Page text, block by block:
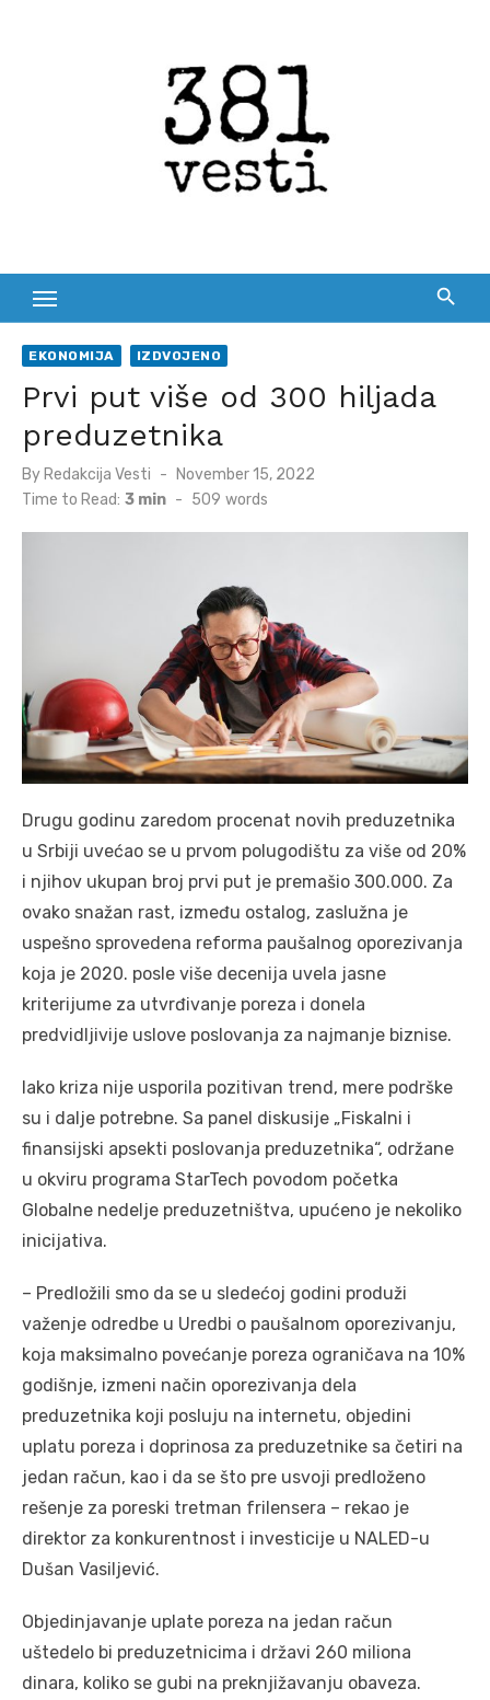
EKONOMIJA IZDVOJENO
Prvi put više od 300 hiljada
preduzetnika
By Redakcija Vesti
Posted
November 15, 2022
Time to Read: 3 min - 509 words
Drugu godinu zaredom procenat novih preduzetnika
u Srbiji uvećao se u prvom polugodištu za više od 20%
i njihov ukupan broj prvi put je premašio 300.000. Za
ovako snažan rast, između ostalog, zaslužna je
uspešno sprovedena reforma paušalnog oporezivanja
koja je 2020. posle više decenija uvela jasne
kriterijume za utvrđivanje poreza i donela
predvidljivije uslove poslovanja za najmanje biznise.
Iako kriza nije usporila pozitivan trend, mere podrške
su i dalje potrebne. Sa panel diskusije „Fiskalni i
finansijski apsekti poslovanja preduzetnika“, održane
u okviru programa StarTech povodom početka
Globalne nedelje preduzetništva, upućeno je nekoliko
inicijativa.
– Predložili smo da se u sledećoj godini produži
važenje odredbe u Uredbi o paušalnom oporezivanju,
koja maksimalno povećanje poreza ograničava na 10%
godišnje, izmeni način oporezivanja dela
preduzetnika koji posluju na internetu, objedini
uplatu poreza i doprinosa za preduzetnike sa četiri na
jedan račun, kao i da se što pre usvoji predloženo
rešenje za poreski tretman frilensera – rekao je
direktor za konkurentnost i investicije u NALED-u
Dušan Vasiljević.
Objedinjavanje uplate poreza na jedan račun
uštedelo bi preduzetnicima i državi 260 miliona
dinara, koliko se gubi na preknjižavanju obaveza.